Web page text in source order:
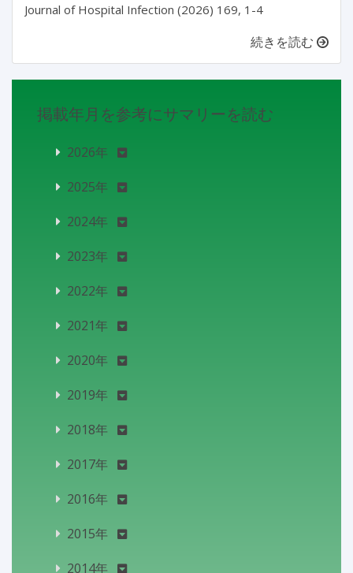
Journal of Hospital Infection (2026) 169, 1-4
続きを読む
掲載年月を参考にサマリーを読む
2026年
2025年
2024年
2023年
2022年
2021年
2020年
2019年
2018年
2017年
2016年
2015年
2014年